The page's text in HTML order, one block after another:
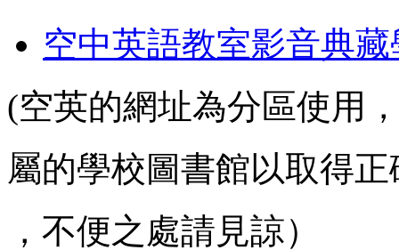
空中英語教室影音典
(空英的網址為分區使用
屬的學校圖書館以取得
，不便之處請見諒）